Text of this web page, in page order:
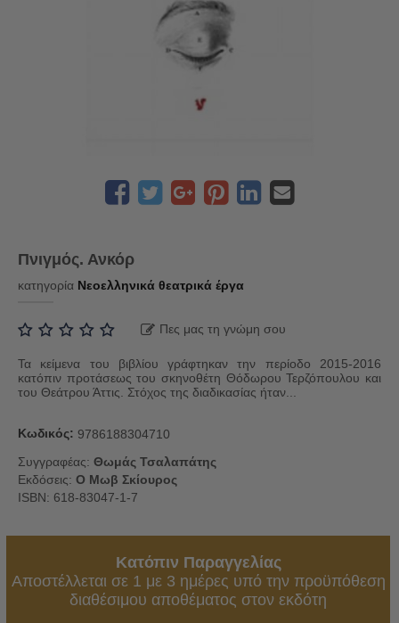
Πνιγμός. Ανκόρ
κατηγορία Νεοελληνικά θεατρικά έργα
Πες μας τη γνώμη σου
Τα κείμενα του βιβλίου γράφτηκαν την περίοδο 2015-2016
κατόπιν προτάσεως του σκηνοθέτη Θόδωρου Τερζόπουλου και
του Θεάτρου Άττις. Στόχος της διαδικασίας ήταν...
Κωδικός: 9786188304710
Συγγραφέας: Θωμάς Τσαλαπάτης
Εκδόσεις: Ο Μωβ Σκίουρος
ISBN: 618-83047-1-7
Κατόπιν Παραγγελίας
Αποστέλλεται σε 1 με 3 ημέρες υπό την προϋπόθεση
διαθέσιμου αποθέματος στον εκδότη